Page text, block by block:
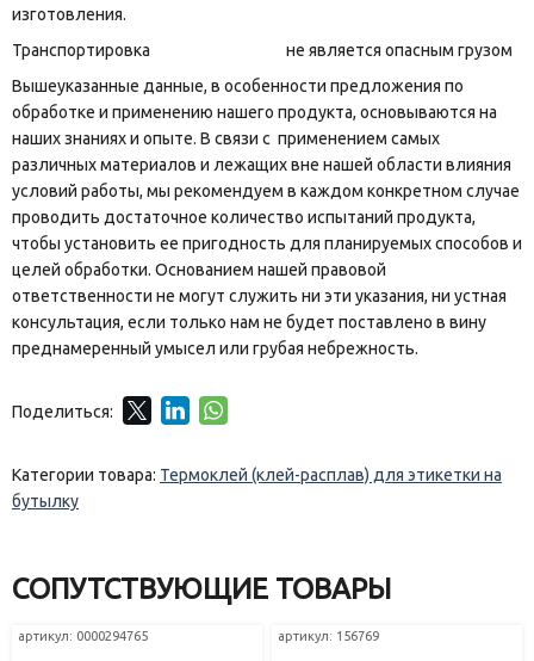
изготовления.
Транспортировка не является опасным грузом
Вышеуказанные данные, в особенности предложения по
обработке и применению нашего продукта, основываются на
наших знаниях и опыте. В связи с применением самых
различных материалов и лежащих вне нашей области влияния
условий работы, мы рекомендуем в каждом конкретном случае
проводить достаточное количество испытаний продукта,
чтобы установить ее пригодность для планируемых способов и
целей обработки. Основанием нашей правовой
ответственности не могут служить ни эти указания, ни устная
консультация, если только нам не будет поставлено в вину
преднамеренный умысел или грубая небрежность.
Поделиться:
Категории товара: Термоклей (клей-расплав) для этикетки на
бутылку
СОПУТСТВУЮЩИЕ ТОВАРЫ
артикул: 0000294765 артикул: 156769